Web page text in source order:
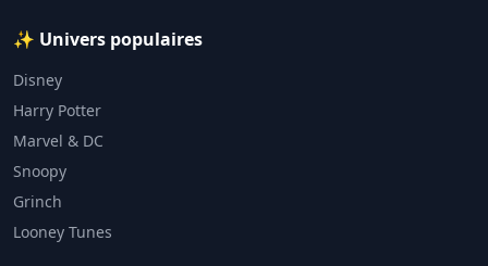
✨ Univers populaires
Disney
Harry Potter
Marvel & DC
Snoopy
Grinch
Looney Tunes